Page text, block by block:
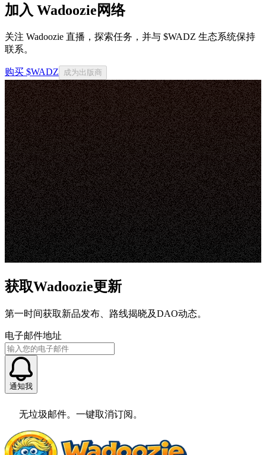
加入 Wadoozie网络
关注 Wadoozie 直播，探索任务，并与 $WADZ 生态系统保持
联系。
购买 $WADZ 成为出版商
获取Wadoozie更新
第一时间获取新品发布、路线揭晓及DAO动态。
电子邮件地址
通知我
无垃圾邮件。一键取消订阅。